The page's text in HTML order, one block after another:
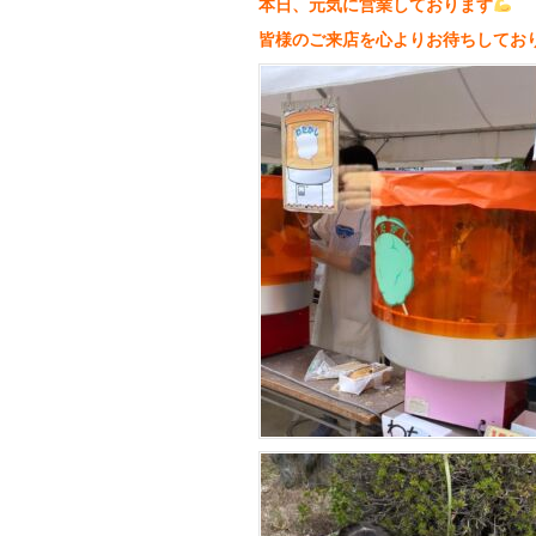
本日、元気に営業しております
皆様のご来店を心よりお待ちしてお